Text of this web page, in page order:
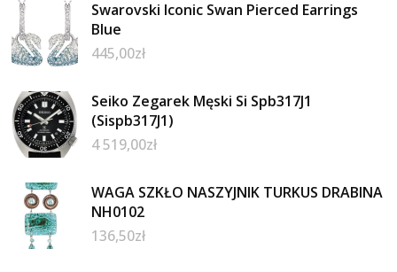
Swarovski Iconic Swan Pierced Earrings
Blue
445,00zł
Seiko Zegarek Męski Si Spb317J1
(Sispb317J1)
4 519,00zł
WAGA SZKŁO NASZYJNIK TURKUS DRABINA
NH0102
136,50zł